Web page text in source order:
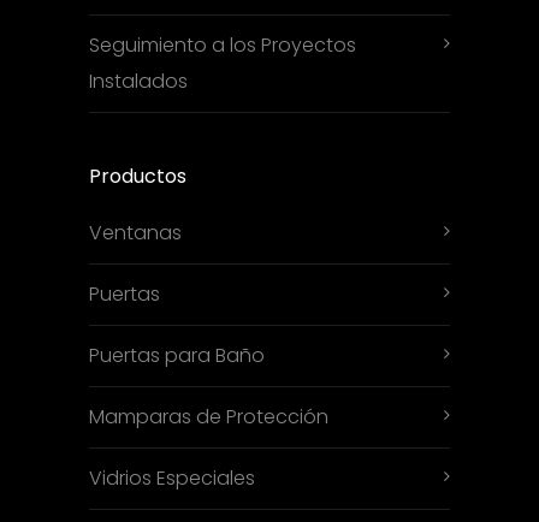
Seguimiento a los Proyectos
Instalados
Productos
Ventanas
Puertas
Puertas para Baño
Mamparas de Protección
Vidrios Especiales